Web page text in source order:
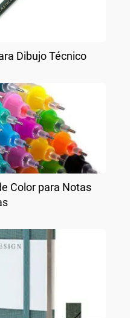
Dibujo Técnico
Color para Notas